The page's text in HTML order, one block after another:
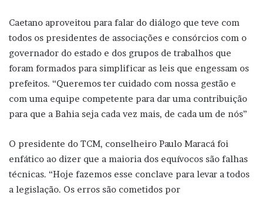
Caetano aproveitou para falar do diálogo que teve com
todos os presidentes de associações e consórcios com o
governador do estado e dos grupos de trabalhos que
foram formados para simplificar as leis que engessam os
prefeitos. “Queremos ter cuidado com nossa gestão e
com uma equipe competente para dar uma contribuição
para que a Bahia seja cada vez mais, de cada um de nós”
O presidente do TCM, conselheiro Paulo Maracá foi
enfático ao dizer que a maioria dos equívocos são falhas
técnicas. “Hoje fazemos esse conclave para levar a todos
a legislação. Os erros são cometidos por